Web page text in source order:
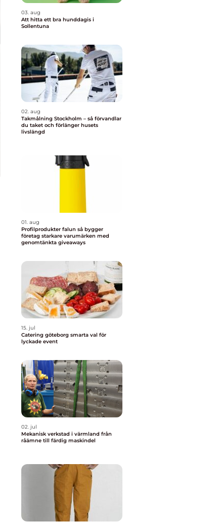
03. aug
Att hitta ett bra hunddagis i
Sollentuna
02. aug
Takmålning Stockholm – så förvandlar
du taket och förlänger husets
livslängd
01. aug
Profilprodukter falun så bygger
företag starkare varumärken med
genomtänkta giveaways
15. jul
Catering göteborg smarta val för
lyckade event
02. jul
Mekanisk verkstad i värmland från
råämne till färdig maskindel